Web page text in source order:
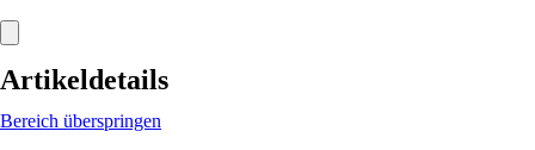
Artikeldetails
Bereich überspringen